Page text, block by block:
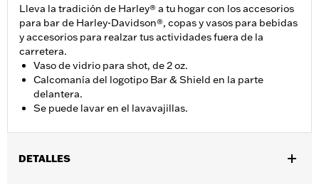
Lleva la tradición de Harley® a tu hogar con los accesorios
para bar de Harley-Davidson®, copas y vasos para bebidas
y accesorios para realzar tus actividades fuera de la
carretera.
Vaso de vidrio para shot, de 2 oz.
Calcomanía del logotipo Bar & Shield en la parte
delantera.
Se puede lavar en el lavavajillas.
DETALLES